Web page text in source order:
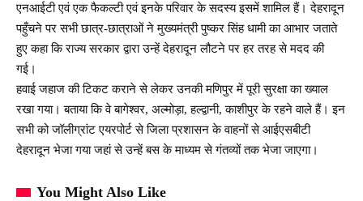
एनआईटी एवं एक फैकल्टी एवं इनके परिवार के सदस्य इसमें शामिल हैं। देहरादून
पहुँचने पर सभी छात्र-छात्राओं ने मुख्यमंत्री पुष्कर सिंह धामी का आभार जताते
हुए कहा कि राज्य सरकार द्वारा उन्हें देहरादून लौटने पर हर तरह से मदद की
गई।
हवाई जहाज की टिकट कराने से लेकर उनकी मणिपुर में पूरी सुरक्षा का ख्याल
रखा गया। बताया कि वे बागेश्वर, अल्मोड़ा, हल्द्वानी, काशीपुर के रहने वाले हैं। इन
सभी को जॉलीग्रांट एयरपोर्ट से जिला प्रशासन के वाहनों से आईएसबीटी
देहरादून भेजा गया जहां से उन्हें बस के माध्यम से गंतव्यों तक भेजा जाएगा।
You Might Also Like